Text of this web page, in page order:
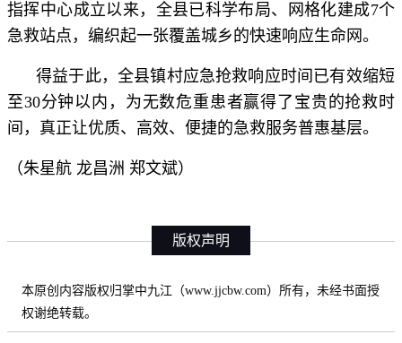
指挥中心成立以来，全县已科学布局、网格化建成7个
急救站点，编织起一张覆盖城乡的快速响应生命网。
得益于此，全县镇村应急抢救响应时间已有效缩短
至30分钟以内，为无数危重患者赢得了宝贵的抢救时
间，真正让优质、高效、便捷的急救服务普惠基层。
（朱星航 龙昌洲 郑文斌）
版权声明
本原创内容版权归掌中九江（www.jjcbw.com）所有，未经书面授
权谢绝转载。